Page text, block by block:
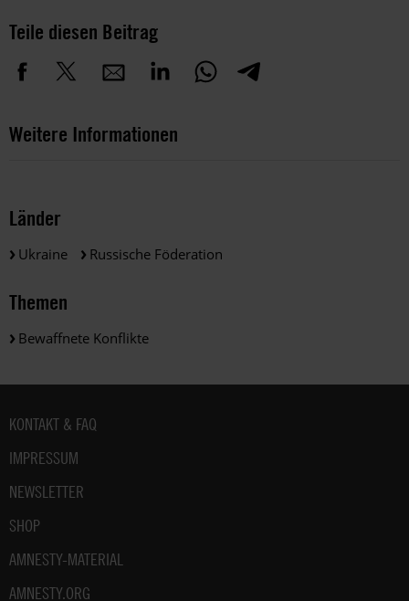
Teile diesen Beitrag
Weitere Informationen
Länder
Ukraine Russische Föderation
Themen
Bewaffnete Konflikte
Fußbereich
KONTAKT & FAQ
IMPRESSUM
NEWSLETTER
SHOP
AMNESTY-MATERIAL
AMNESTY.ORG